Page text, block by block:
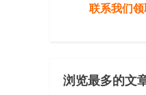
联系我们
浏览最多的文